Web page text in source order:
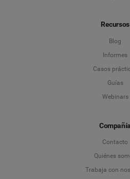
Recursos
Blog
Informes
Casos
Guías
Webinars
Compañía
Contacto
Quiénes
Trabaja con